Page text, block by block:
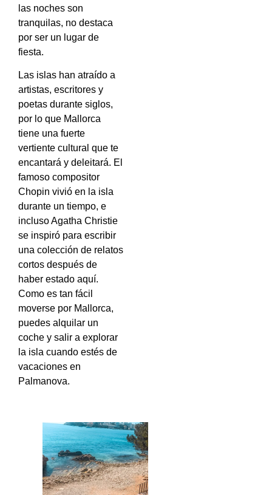
las noches son
tranquilas, no destaca
por ser un lugar de
fiesta.
Las islas han atraído a
artistas, escritores y
poetas durante siglos,
por lo que Mallorca
tiene una fuerte
vertiente cultural que te
encantará y deleitará. El
famoso compositor
Chopin vivió en la isla
durante un tiempo, e
incluso Agatha Christie
se inspiró para escribir
una colección de relatos
cortos después de
haber estado aquí.
Como es tan fácil
moverse por Mallorca,
puedes alquilar un
coche y salir a explorar
la isla cuando estés de
vacaciones en
Palmanova.